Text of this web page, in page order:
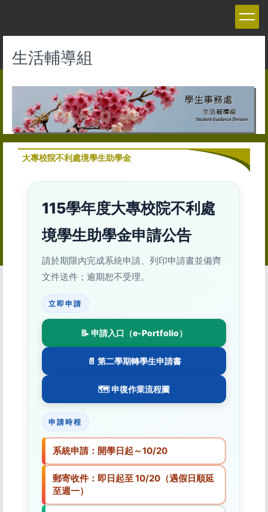
內生活輔導組
大專校院不利處境學生助學金
115學年度大專校院不利處
境學生助學金申請公告
請於期限內完成系統申請、列印申請書並備齊
文件送件；逾期恕不受理。
立即申請
📝 申請入口（e-Portfolio）
📄 第二學期轉學生申請書
🗺️ 申復作業流程圖
申請時程
系統申請：開學日起～10/20
郵寄收件：即日起至10/20（遇假日順延
至週一）